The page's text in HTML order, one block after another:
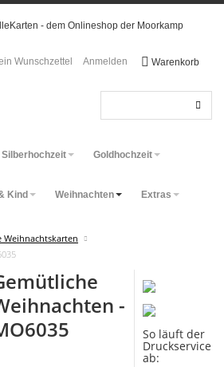
- dem Onlineshop der Moorkamp
Warenkorb
Wunschzettel Anmelden
Silberhochzeit Goldhochzeit
Kind Weihnachten Extras
Weihnachtskarten
-
So läuft der
Druckservice
ab: